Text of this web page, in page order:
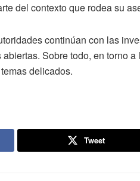
del contexto que rodea su
continúan con las
Sobre todo, en torno
delicados.
Tweet